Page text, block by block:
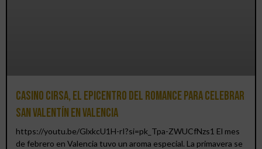
Casino CIRSA, el epicentro del romance para celebrar
San Valentín en Valencia
https://youtu.be/GlxkcU1H-rI?si=pk_Tpa-ZWUCfNzs1 El mes
de febrero en Valencia tuvo un aroma especial. La primavera se